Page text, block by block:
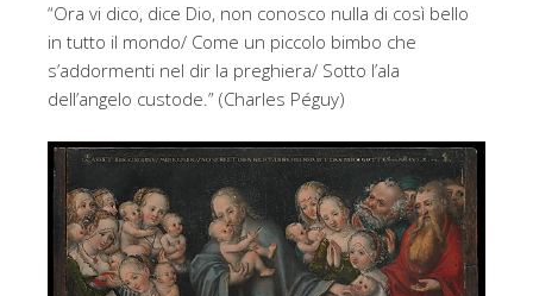
“Ora vi dico, dice Dio, non conosco nulla di così bello
in tutto il mondo/ Come un piccolo bimbo che
s’addormenti nel dir la preghiera/ Sotto l’ala
dell’angelo custode.” (Charles Péguy)